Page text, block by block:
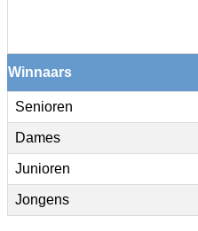
Winnaars
Senioren
Dames
Junioren
Jongens